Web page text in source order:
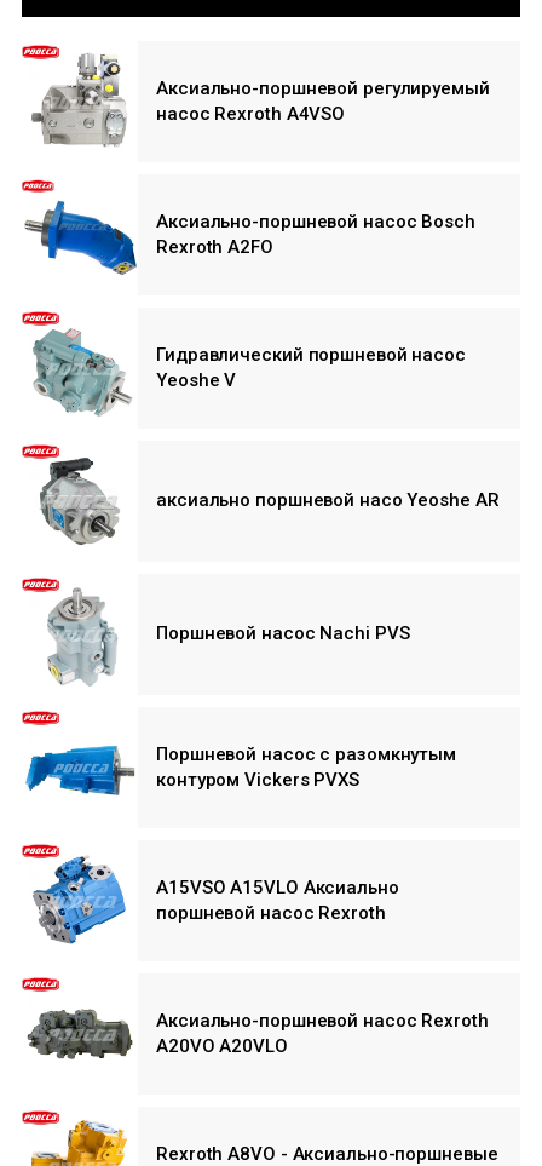
Аксиально-поршневой регулируемый
насос Rexroth A4VSO
Аксиально-поршневой насос Bosch
Rexroth A2FO
Гидравлический поршневой насос
Yeoshe V
аксиально поршневой насо Yeoshe AR
Поршневой насос Nachi PVS
Поршневой насос с разомкнутым
контуром Vickers PVXS
A15VSO A15VLO Аксиально
поршневой насос Rexroth
Аксиально-поршневой насос Rexroth
A20VO A20VLO
Rexroth A8VO - Аксиально-поршневые